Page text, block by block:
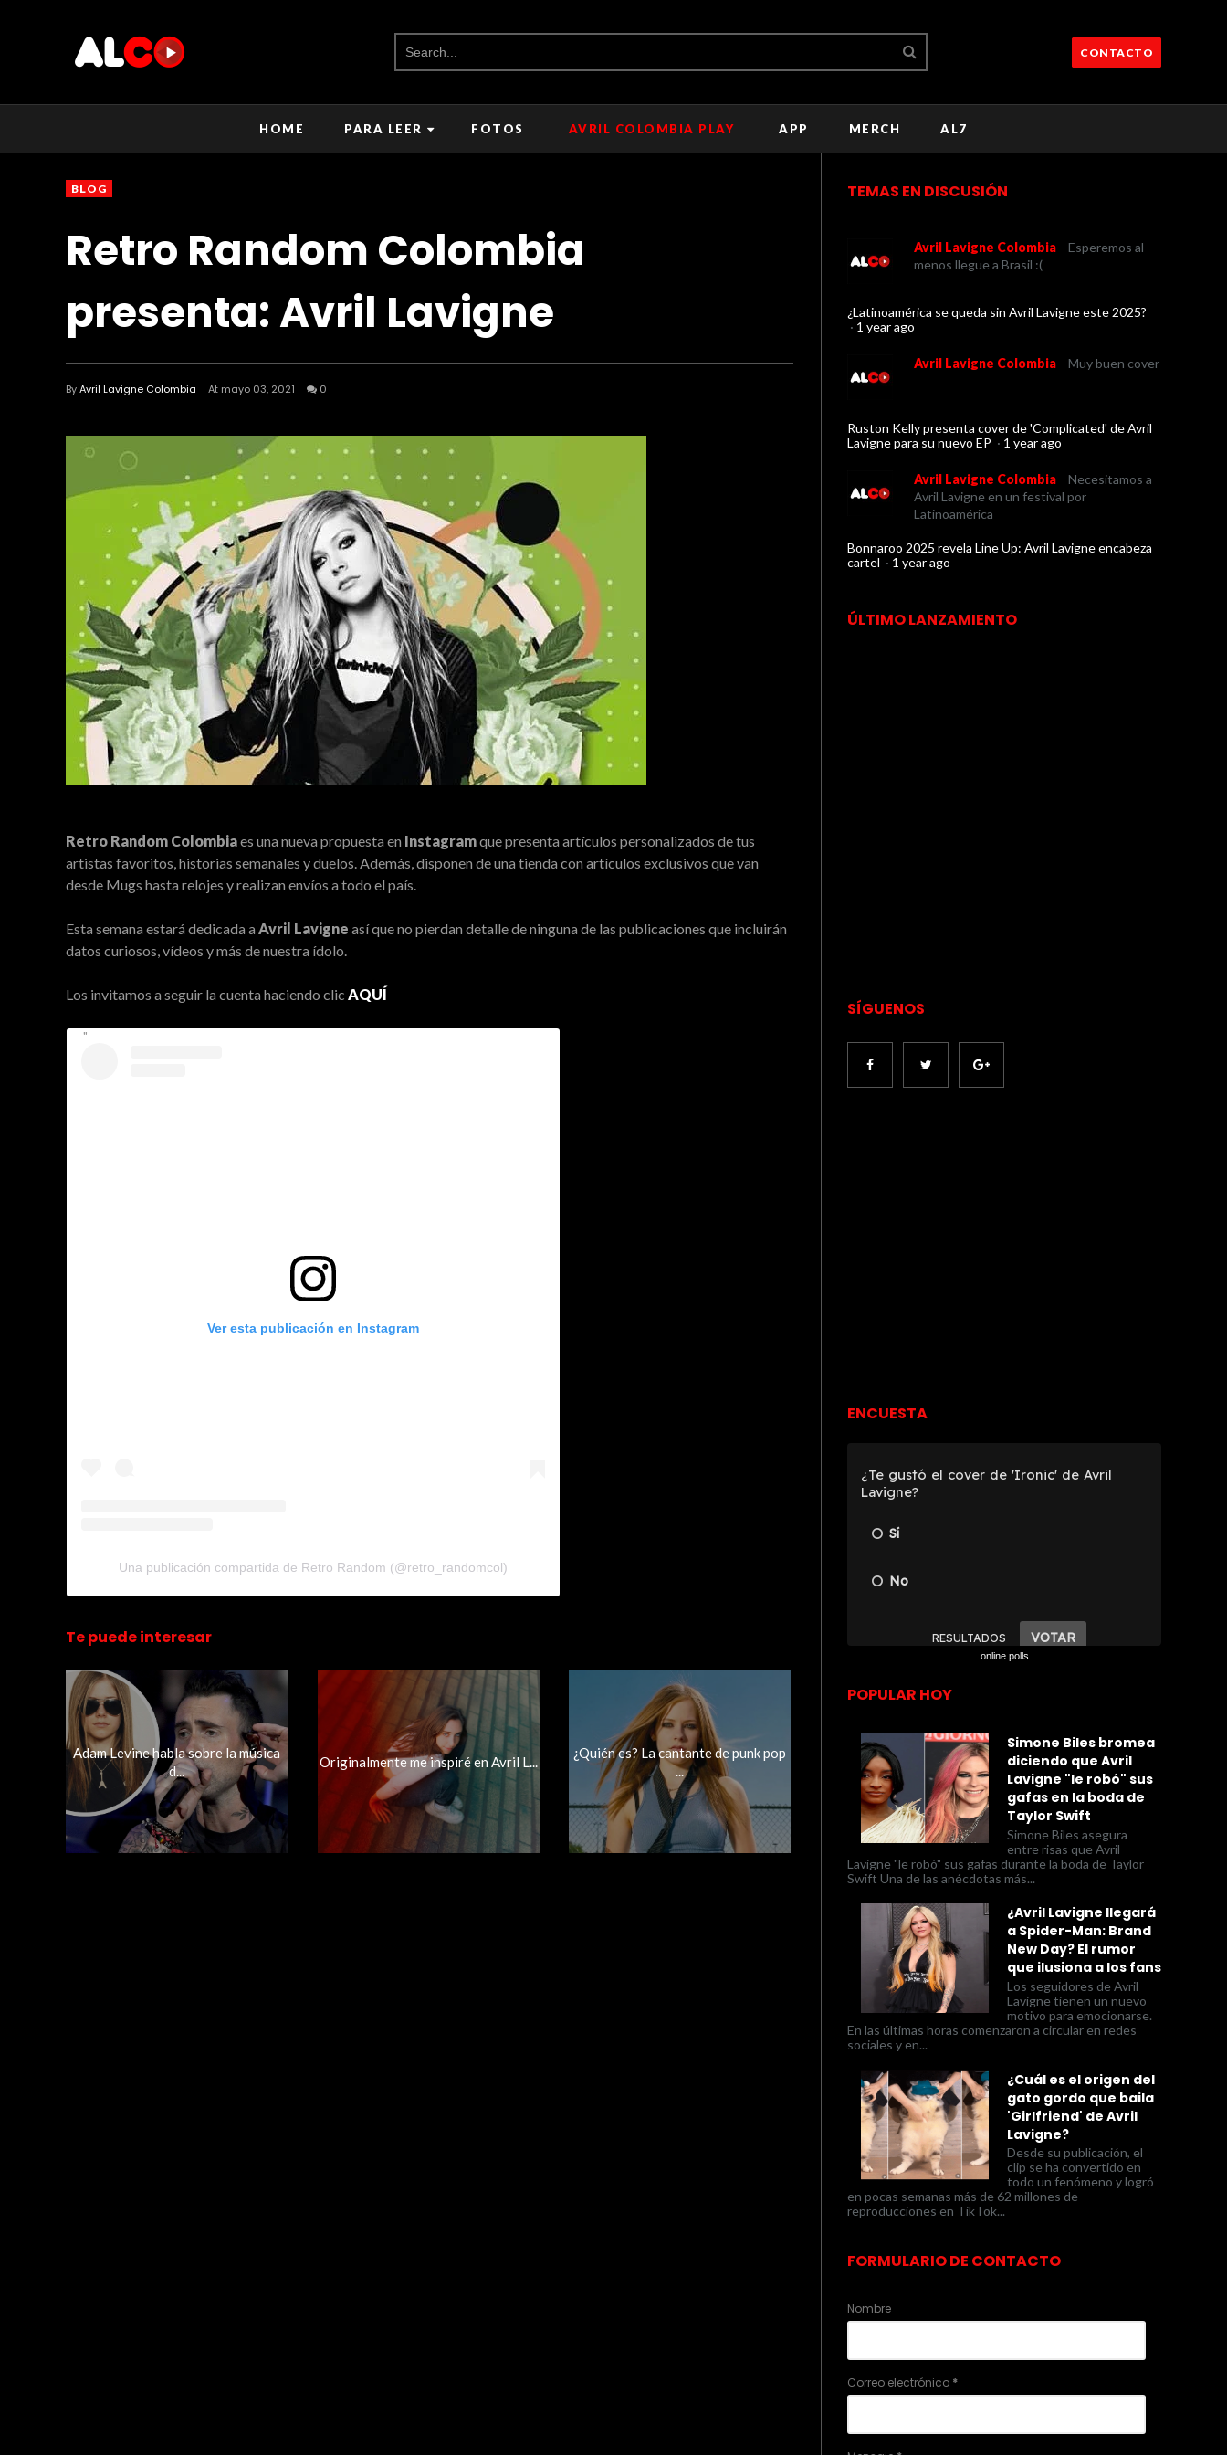
CONTACTO
HOME PARA LEER FOTOS AVRIL COLOMBIA PLAY APP MERCH AL7
BLOG
Retro Random Colombia
presenta: Avril Lavigne
ByAvril Lavigne Colombia At mayo 03, 2021 0
Retro Random Colombiaes una nueva propuesta en Instagramque presenta artículos personalizados de tus
artistas favoritos, historias semanales y duelos. Además, disponen de una tienda con artículos exclusivos que van
desde Mugs hasta relojes y realizan envíos a todo el país.
Esta semana estará dedicada a Avril Lavigne así que no pierdan detalle de ninguna de las publicaciones que incluirán
datos curiosos, vídeos y más de nuestra ídolo.
Los invitamos a seguir la cuenta haciendo clic AQUÍ
Ver esta publicación en Instagram
Una publicación compartida de Retro Random (@retro_randomcol)
Te puede interesar
Adam Levine habla sobre la música
d...
Originalmente me inspiré en Avril L...
¿Quién es? La cantante de punk pop
...
TEMAS EN DISCUSIÓN
Avril Lavigne Colombia
Esperemos al
menos llegue a Brasil :(
¿Latinoamérica se queda sin Avril Lavigne este 2025?
· 1 year ago
Avril Lavigne Colombia Muy buen cover
Ruston Kelly presenta cover de 'Complicated' de Avril
Lavigne para su nuevo EP · 1 year ago
Avril Lavigne Colombia
Necesitamos a
Avril Lavigne en un festival por
Latinoamérica
Bonnaroo 2025 revela Line Up: Avril Lavigne encabeza
cartel · 1 year ago
ÚLTIMO LANZAMIENTO
SÍGUENOS
ENCUESTA
online polls
POPULAR HOY
Simone Biles bromea
diciendo que Avril
Lavigne "le robó" sus
gafas en la boda de
Taylor Swift
Simone Biles asegura
entre risas que Avril
Lavigne "le robó" sus gafas durante la boda de Taylor
Swift Una de las anécdotas más...
¿Avril Lavigne llegará
a Spider-Man: Brand
New Day? El rumor
que ilusiona a los fans
Los seguidores de Avril
Lavigne tienen un nuevo
motivo para emocionarse.
En las últimas horas comenzaron a circular en redes
sociales y en...
¿Cuál es el origen del
gato gordo que baila
'Girlfriend' de Avril
Lavigne?
Desde su publicación, el
clip se ha convertido en
todo un fenómeno y logró
en pocas semanas más de 62 millones de
reproducciones en TikTok...
FORMULARIO DE CONTACTO
Nombre
Correo electrónico *